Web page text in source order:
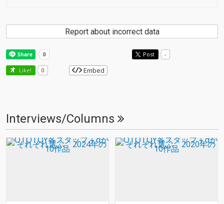
Report about incorrect data
Post -
Like! 0 Embed
Interviews/Columns